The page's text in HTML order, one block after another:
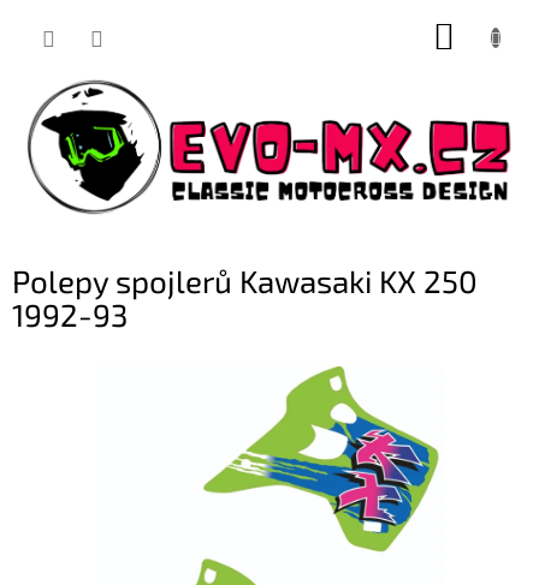
Polepy spojlerů Kawasaki KX 250
1992-93